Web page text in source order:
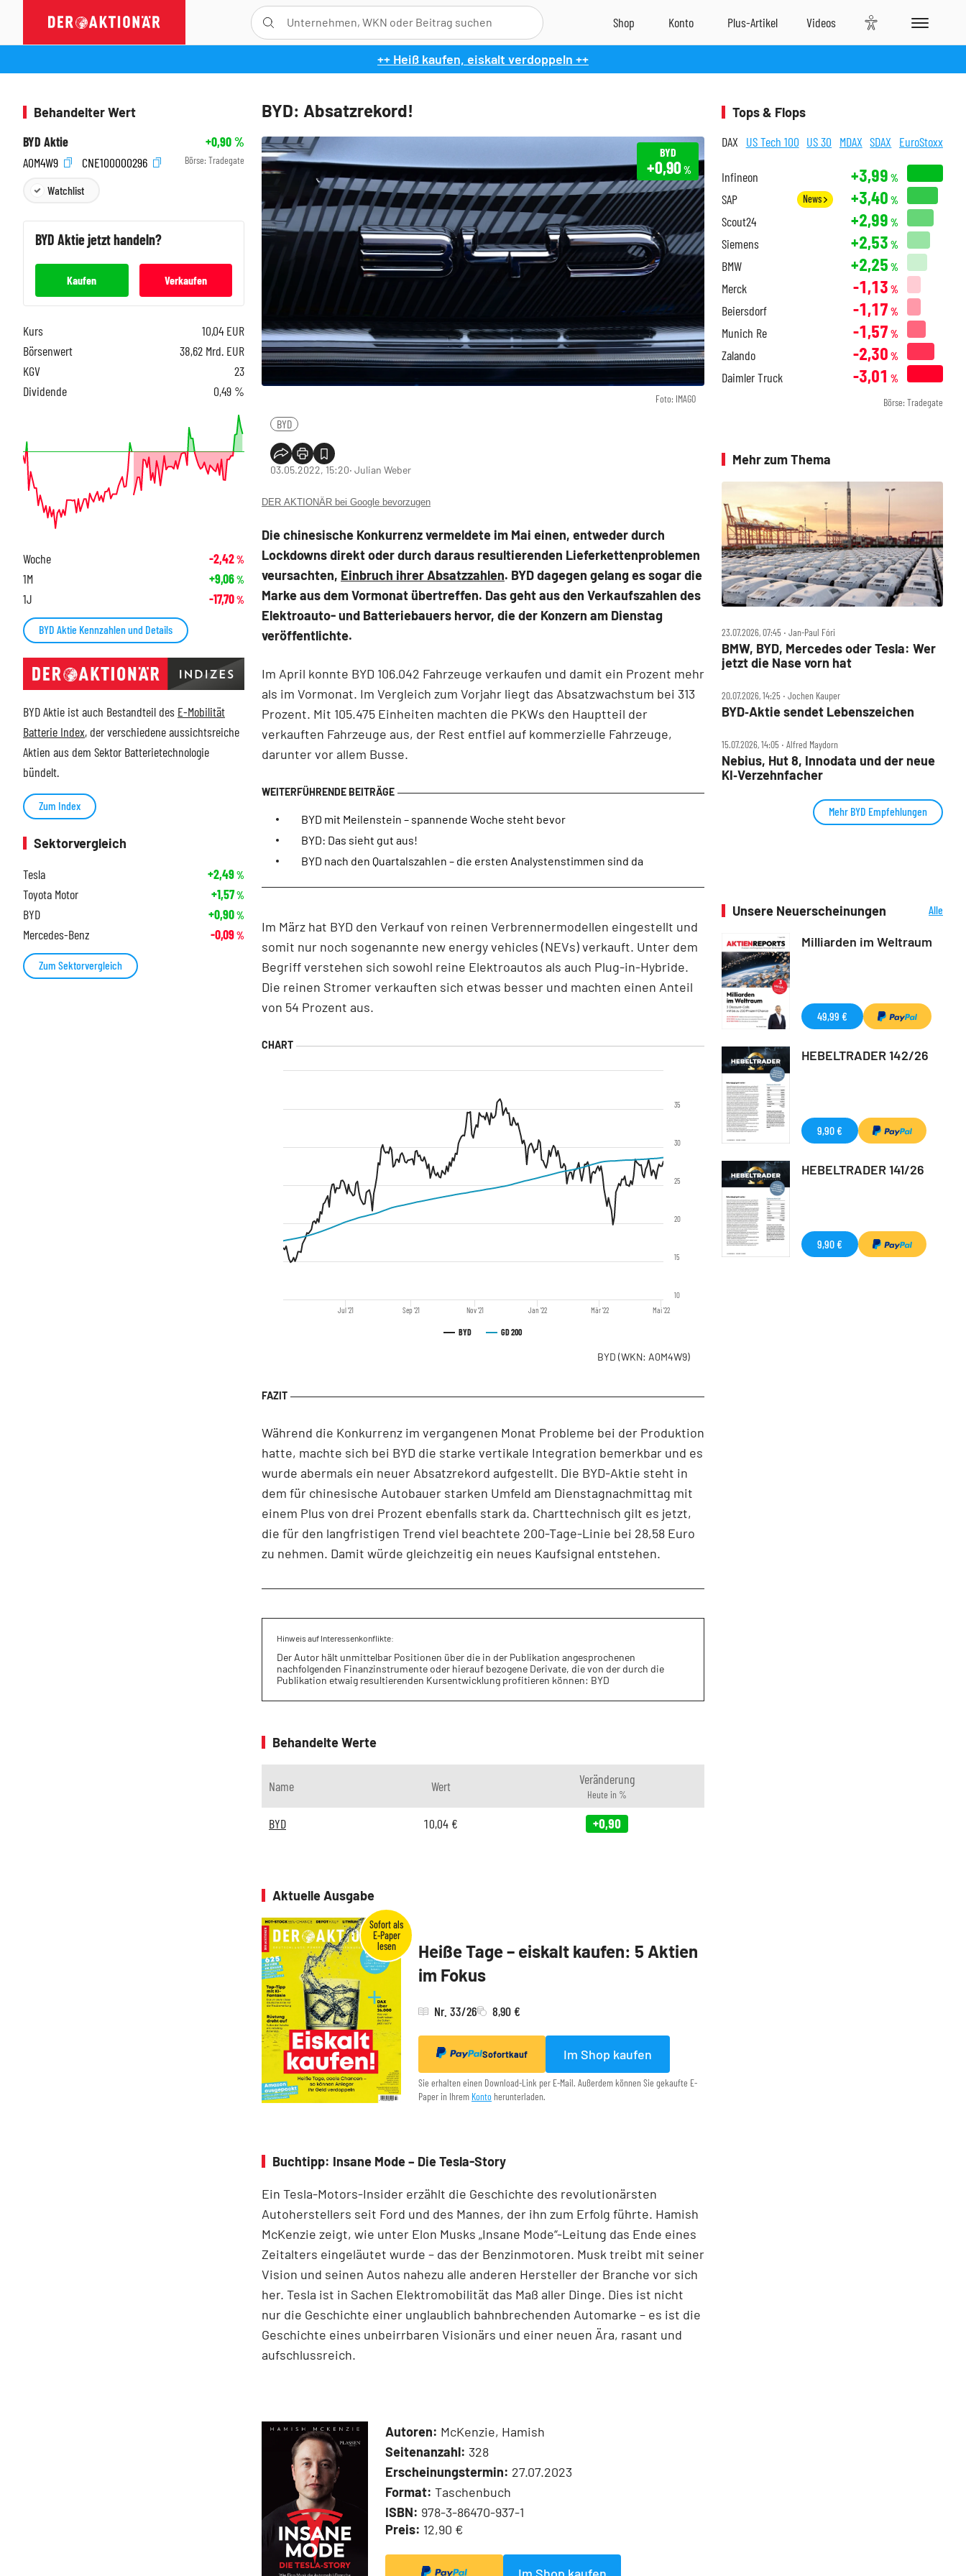
++ Heiß kaufen, eiskalt verdoppeln ++
BYD: Absatzrekord!
Foto: IMAGO
BYD
+0,90%
BYD
03.05.2022, 15:20‧ Julian Weber
DER AKTIONÄR bei Google bevorzugen
Die chinesische Konkurrenz vermeldete im Mai einen, entweder durch
Lockdowns direkt oder durch daraus resultierenden Lieferkettenproblemen
veursachten, Einbruch ihrer Absatzzahlen. BYD dagegen gelang es sogar die
Marke aus dem Vormonat übertreffen. Das geht aus den Verkaufszahlen des
Elektroauto- und Batteriebauers hervor, die der Konzern am Dienstag
veröffentlichte.
Im April konnte BYD 106.042 Fahrzeuge verkaufen und damit ein Prozent mehr
als im Vormonat. Im Vergleich zum Vorjahr liegt das Absatzwachstum bei 313
Prozent. Mit 105.475 Einheiten machten die PKWs den Hauptteil der
verkauften Fahrzeuge aus, der Rest entfiel auf kommerzielle Fahrzeuge,
darunter vor allem Busse.
BYD mit Meilenstein – spannende Woche steht bevor
BYD: Das sieht gut aus!
BYD nach den Quartalszahlen – die ersten Analystenstimmen sind da
Im März hat BYD den Verkauf von reinen Verbrennermodellen eingestellt und
somit nur noch sogenannte new energy vehicles (NEVs) verkauft. Unter dem
Begriff verstehen sich sowohl reine Elektroautos als auch Plug-in-Hybride.
Die reinen Stromer verkauften sich etwas besser und machten einen Anteil
von 54 Prozent aus.
BYD GD 200
Jul '21 Sep '21 Nov '21 Jan '22 Mär '22 Mai '22
10
15
20
25
30
35
BYD (WKN: A0M4W9)
Während die Konkurrenz im vergangenen Monat Probleme bei der Produktion
hatte, machte sich bei BYD die starke vertikale Integration bemerkbar und es
wurde abermals ein neuer Absatzrekord aufgestellt. Die BYD-Aktie steht in
dem für chinesische Autobauer starken Umfeld am Dienstagnachmittag mit
einem Plus von drei Prozent ebenfalls stark da. Charttechnisch gilt es jetzt,
die für den langfristigen Trend viel beachtete 200-Tage-Linie bei 28,58 Euro
zu nehmen. Damit würde gleichzeitig ein neues Kaufsignal entstehen.
Hinweis auf Interessenkonflikte:
Der Autor hält unmittelbar Positionen über die in der Publikation angesprochenen
nachfolgenden Finanzinstrumente oder hierauf bezogene Derivate, die von der durch die
Publikation etwaig resultierenden Kursentwicklung profitieren können: BYD
Behandelte Werte
Name Wert Veränderung
Heute in %
BYD 10,04 € +0,90
Aktuelle Ausgabe
Heiße Tage – eiskalt kaufen: 5 Aktien
im Fokus
Nr. 33/26 8,90 €
Sofortkauf Im Shop kaufen
Sie erhalten einen Download-Link per E-Mail. Außerdem können Sie gekaufte E-
Paper in Ihrem Konto herunterladen.
Buchtipp: Insane Mode – Die Tesla-Story
Ein Tesla-Motors-Insider erzählt die Geschichte des revolutionärsten
Autoherstellers seit Ford und des Mannes, der ihn zum Erfolg führte. Hamish
McKenzie zeigt, wie unter Elon Musks „Insane Mode“-Leitung das Ende eines
Zeitalters eingeläutet wurde – das der Benzinmotoren. Musk treibt mit seiner
Vision und seinen Autos nahezu alle anderen Hersteller der Branche vor sich
her. Tesla ist in Sachen Elektromobilität das Maß aller Dinge. Dies ist nicht
nur die Geschichte einer unglaublich bahnbrechenden Automarke – es ist die
Geschichte eines unbeirrbaren Visionärs und einer neuen Ära, rasant und
aufschlussreich.
Autoren: McKenzie, Hamish
Seitenanzahl: 328
Erscheinungstermin: 27.07.2023
Format: Taschenbuch
ISBN: 978-3-86470-937-1
Preis: 12,90 €
Behandelter Wert
BYD Aktie
+0,90%
A0M4W9
CNE100000296 Börse: Tradegate
Watchlist
BYD Aktie jetzt handeln?
Kaufen Verkaufen
Kurs 10,04 EUR
Börsenwert
38,62 Mrd. EUR
KGV
23
Dividende
0,49 %
Woche -2,42%
1M +9,06%
1J -17,70%
BYD Aktie Kennzahlen und Details
BYD Aktie ist auch Bestandteil des E-Mobilität
Batterie Index, der verschiedene aussichtsreiche
Aktien aus dem Sektor Batterietechnologie
bündelt.
Zum Index
Sektorvergleich
Tesla
+2,49%
Toyota Motor +1,57%
BYD +0,90%
Mercedes-Benz -0,09%
Zum Sektorvergleich
Tops & Flops
DAX US Tech 100 US 30 MDAX SDAX EuroStoxx
Infineon +3,99 %
SAP News +3,40 %
Scout24 +2,99 %
Siemens +2,53 %
BMW +2,25 %
Merck -1,13 %
Beiersdorf -1,17 %
Munich Re -1,57 %
Zalando -2,30 %
Daimler Truck -3,01 %
Börse: Tradegate
Mehr zum Thema
23.07.2026, 07:45 ‧ Jan-Paul Fóri
BMW, BYD, Mercedes oder Tesla: Wer
jetzt die Nase vorn hat
20.07.2026, 14:25 ‧ Jochen Kauper
BYD‑Aktie sendet Lebenszeichen
15.07.2026, 14:05 ‧ Alfred Maydorn
Nebius, Hut 8, Innodata und der neue
KI‑Verzehnfacher
Mehr BYD Empfehlungen
Unsere Neuerscheinungen
Alle
Milliarden im Weltraum
49,99 €
HEBELTRADER 142/26
9,90 €
HEBELTRADER 141/26
9,90 €